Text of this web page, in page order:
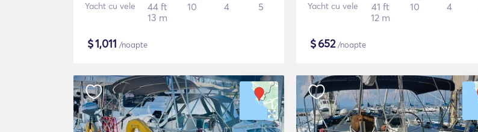
Yacht cu vele
44 ft
13 m
10 4 5
$1,011 /noapte
Yacht cu vele
41 ft
12 m
10 4
$652/noapte